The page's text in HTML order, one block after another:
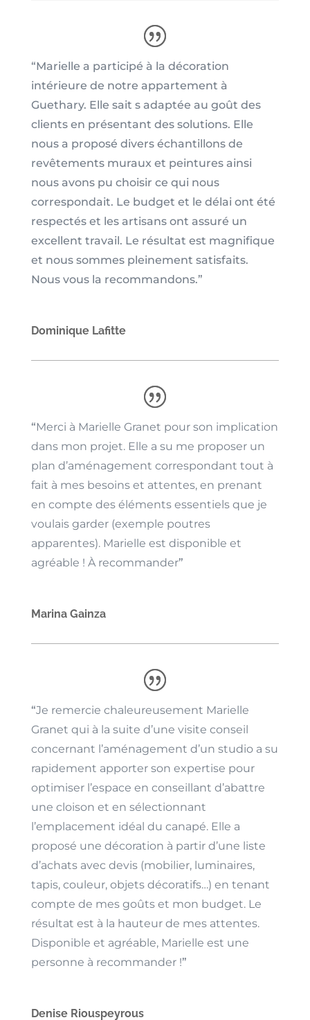
“Marielle a participé à la décoration
intérieure de notre appartement à
Guethary. Elle sait s adaptée au goût des
clients en présentant des solutions. Elle
nous a proposé divers échantillons de
revêtements muraux et peintures ainsi
nous avons pu choisir ce qui nous
correspondait. Le budget et le délai ont été
respectés et les artisans ont assuré un
excellent travail. Le résultat est magnifique
et nous sommes pleinement satisfaits.
Nous vous la recommandons.”
Dominique Lafitte
“Merci à Marielle Granet pour son implication
dans mon projet. Elle a su me proposer un
plan d’aménagement correspondant tout à
fait à mes besoins et attentes, en prenant
en compte des éléments essentiels que je
voulais garder (exemple poutres
apparentes). Marielle est disponible et
agréable ! À recommander”
Marina Gainza
“Je remercie chaleureusement Marielle
Granet qui à la suite d’une visite conseil
concernant l’aménagement d’un studio a su
rapidement apporter son expertise pour
optimiser l’espace en conseillant d’abattre
une cloison et en sélectionnant
l’emplacement idéal du canapé. Elle a
proposé une décoration à partir d’une liste
d’achats avec devis (mobilier, luminaires,
tapis, couleur, objets décoratifs…) en tenant
compte de mes goûts et mon budget. Le
résultat est à la hauteur de mes attentes.
Disponible et agréable, Marielle est une
personne à recommander !”
Denise Riouspeyrous